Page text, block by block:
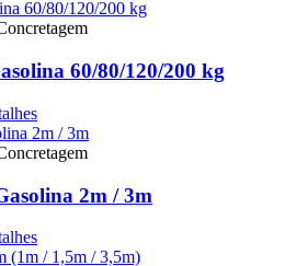
60/80/120/200 kg
2m / 3m